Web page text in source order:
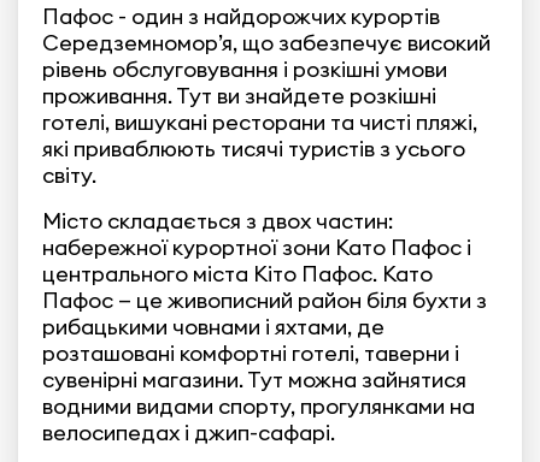
Пафос - один з найдорожчих курортів
Середземномор’я, що забезпечує високий
рівень обслуговування і розкішні умови
проживання. Тут ви знайдете розкішні
готелі, вишукані ресторани та чисті пляжі,
які приваблюють тисячі туристів з усього
світу.
Місто складається з двох частин:
набережної курортної зони Като Пафос і
центрального міста Кіто Пафос. Като
Пафос — це живописний район біля бухти з
рибацькими човнами і яхтами, де
розташовані комфортні готелі, таверни і
сувенірні магазини. Тут можна зайнятися
водними видами спорту, прогулянками на
велосипедах і джип-сафарі.